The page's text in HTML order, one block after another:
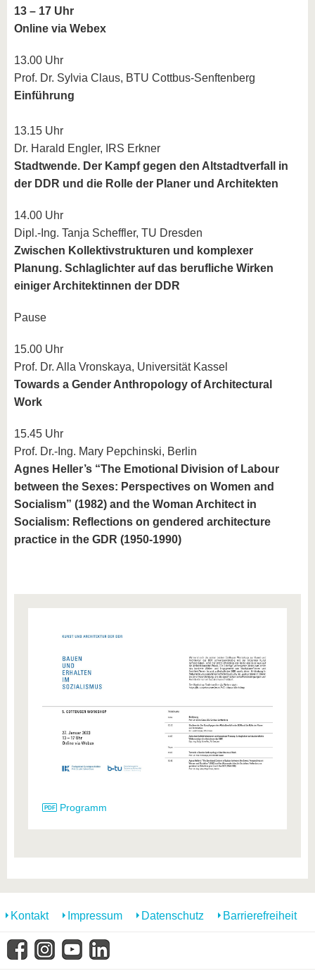
13 – 17 Uhr
Online via Webex
13.00 Uhr
Prof. Dr. Sylvia Claus, BTU Cottbus-Senftenberg
Einführung
13.15 Uhr
Dr. Harald Engler, IRS Erkner
Stadtwende. Der Kampf gegen den Altstadtverfall in
der DDR und die Rolle der Planer und Architekten
14.00 Uhr
Dipl.-Ing. Tanja Scheffler, TU Dresden
Zwischen Kollektivstrukturen und komplexer
Planung. Schlaglichter auf das berufliche Wirken
einiger Architektinnen der DDR
Pause
15.00 Uhr
Prof. Dr. Alla Vronskaya, Universität Kassel
Towards a Gender Anthropology of Architectural
Work
15.45 Uhr
Prof. Dr.-Ing. Mary Pepchinski, Berlin
Agnes Heller’s “The Emotional Division of Labour
between the Sexes: Perspectives on Women and
Socialism” (1982) and the Woman Architect in
Socialism: Reflections on gendered architecture
practice in the GDR (1950-1990)
Programm
Kontakt Impressum Datenschutz Barrierefreiheit